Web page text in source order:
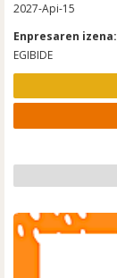
2027-Api-15
Enpresaren izena:
EGIBIDE